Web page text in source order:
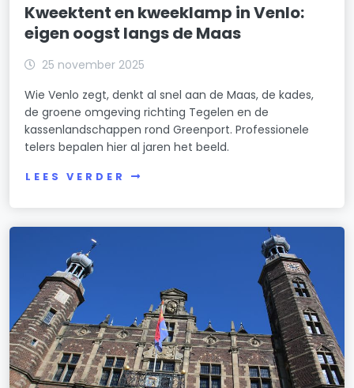
Kweektent en kweeklamp in Venlo:
eigen oogst langs de Maas
25 november 2025
Wie Venlo zegt, denkt al snel aan de Maas, de kades,
de groene omgeving richting Tegelen en de
kassenlandschappen rond Greenport. Professionele
telers bepalen hier al jaren het beeld.
LEES VERDER